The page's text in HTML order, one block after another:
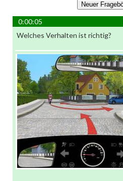
0:00:06
Welches Verhalten ist richtig?